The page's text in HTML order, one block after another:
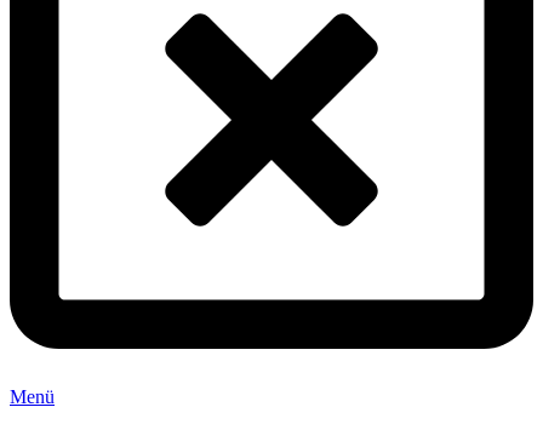
Menü